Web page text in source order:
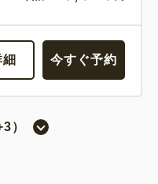
今すぐ予約
）